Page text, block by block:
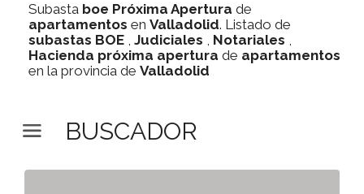
Subasta boe Próxima Apertura de
apartamentos en Valladolid. Listado de
subastas BOE , Judiciales , Notariales ,
Hacienda próxima apertura de apartamentos
en la provincia de Valladolid
BUSCADOR